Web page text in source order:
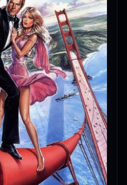
24— ตรวจสอบล่าสุด: